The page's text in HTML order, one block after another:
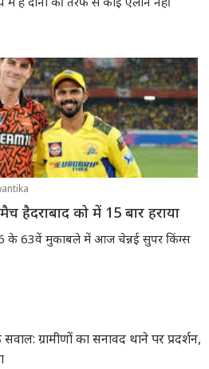
हैदराबाद को में 15 बार हराया
के 63वें मुकाबले में आज चेन्नई सुपर किंग्स
ग्रामीणों का सनावद थाने पर प्रदर्शन,